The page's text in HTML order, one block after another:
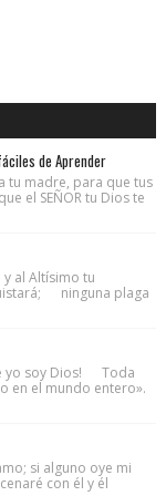
de Aprender
tu madre, para que tus
el SEÑOR tu Dios te
al Altísimo tu
ninguna plaga
yo soy Dios! Toda
el mundo entero».
si alguno oye mi
con él y él